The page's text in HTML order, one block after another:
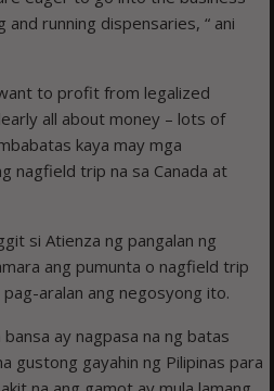
running dispensaries, “ ani
to profit from legalized
all about money – lots of
kaya may mga
nagfield trip na sa Canada at
si Atienza ng pangalan ng
ang pumunta o nagfield trip
aralan ang negosyong ito.
ay nagpasa na ng batas
gustong gayahin ng Pilipinas para